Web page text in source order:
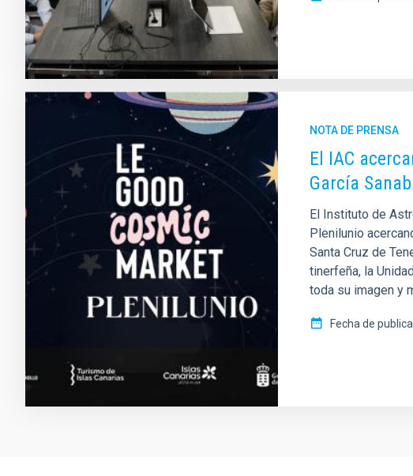
NOTA DE PRENSA
El IAC
García
El Instituto de
Plenilunio
Santa Cruz de
tinerfeña, la
toda su imagen y
Fecha de